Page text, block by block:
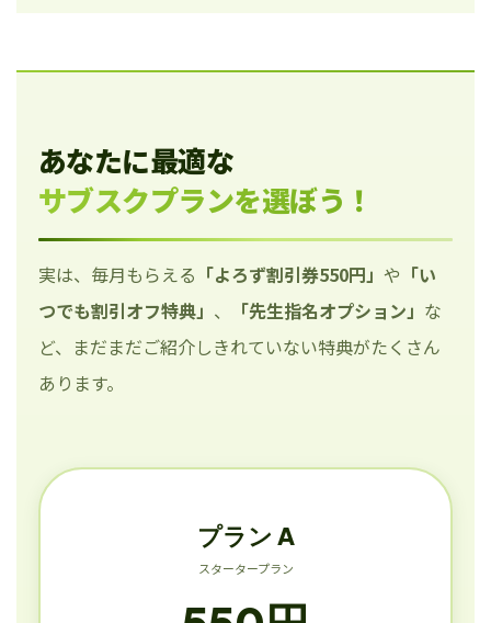
あなたに最適な
サブスクプランを選ぼう！
実は、毎月もらえる 「よろず割引券550円」 や 「い
つでも割引オフ特典」 、 「先生指名オプション」 な
ど、まだまだご紹介しきれていない特典がたくさん
あります。
プラン A
スタータープラン